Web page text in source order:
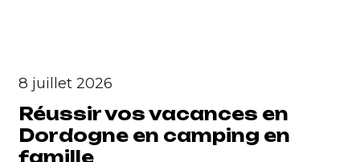
8 juillet 2026
Réussir vos vacances en
Dordogne en camping en
famille